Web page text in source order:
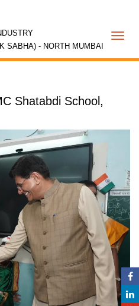
SABHA) - NORTH MUMBAI
Shatabdi School,